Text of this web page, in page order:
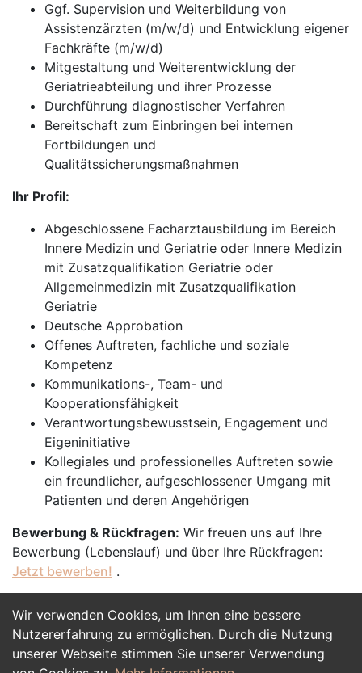
Wir verwenden Cookies, um Ihnen eine bessere
Nutzererfahrung zu ermöglichen. Durch die Nutzung
unserer Webseite stimmen Sie unserer Verwendung
Ggf. Supervision und Weiterbildung von
Assistenzärzten (m/w/d) und Entwicklung eigener
Fachkräfte (m/w/d)
Mitgestaltung und Weiterentwicklung der
Geriatrieabteilung und ihrer Prozesse
Durchführung diagnostischer Verfahren
Bereitschaft zum Einbringen bei internen
Fortbildungen und
Qualitätssicherungsmaßnahmen
Ihr Profil:
Abgeschlossene Facharztausbildung im Bereich
Innere Medizin und Geriatrie oder Innere Medizin
mit Zusatzqualifikation Geriatrie oder
Allgemeinmedizin mit Zusatzqualifikation
Geriatrie
Deutsche Approbation
Offenes Auftreten, fachliche und soziale
Kompetenz
Kommunikations-, Team- und
Kooperationsfähigkeit
Verantwortungsbewusstsein, Engagement und
Eigeninitiative
Kollegiales und professionelles Auftreten sowie
ein freundlicher, aufgeschlossener Umgang mit
Patienten und deren Angehörigen
Bewerbung & Rückfragen: Wir freuen uns auf Ihre
Bewerbung (Lebenslauf) und über Ihre Rückfragen:
Jetzt bewerben! .
Jetzt Bewerben